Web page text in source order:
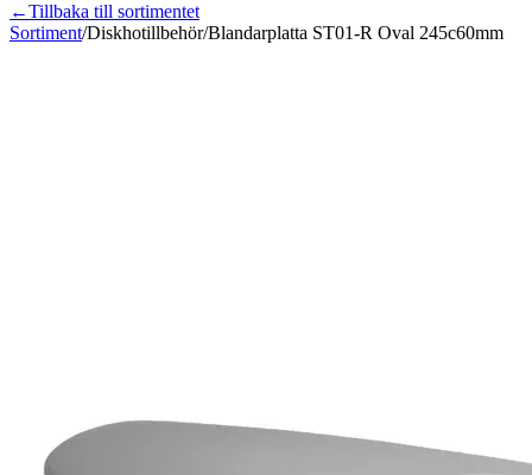
←Tillbaka till sortimentet
Sortiment/Diskhotillbehör/Blandarplatta ST01-R Oval 245c60mm